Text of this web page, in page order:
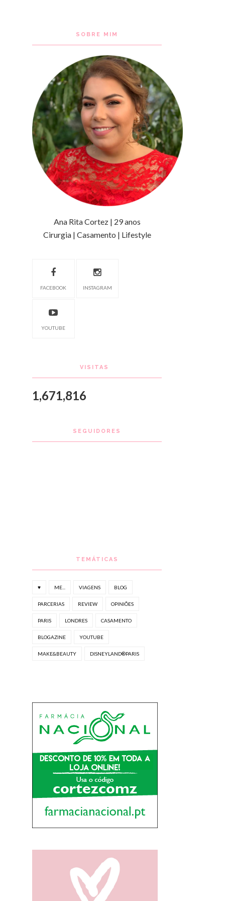
SOBRE MIM
Ana Rita Cortez | 29 anos
Cirurgia | Casamento | Lifestyle
FACEBOOK INSTAGRAM
YOUTUBE
VISITAS
1,671,816
SEGUIDORES
TEMÁTICAS
♥ ME... VIAGENS BLOG
PARCERIAS REVIEW OPINIÕES
PARIS LONDRES CASAMENTO
BLOGAZINE YOUTUBE
MAKE&BEAUTY DISNEYLAND®PARIS